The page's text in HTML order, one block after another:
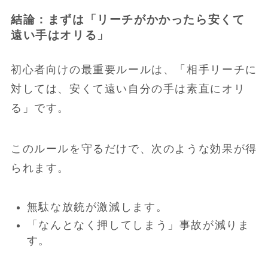
結論：まずは「リーチがかかったら安くて
遠い手はオリる」
初心者向けの最重要ルールは、「相手リーチに
対しては、安くて遠い自分の手は素直にオリ
る」です。
このルールを守るだけで、次のような効果が得
られます。
無駄な放銃が激減します。
「なんとなく押してしまう」事故が減りま
す。